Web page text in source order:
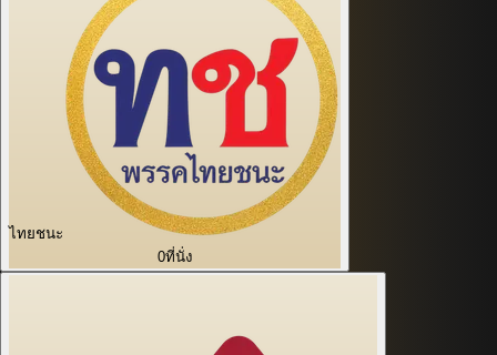
ไทยชนะ
0ที่นั่ง